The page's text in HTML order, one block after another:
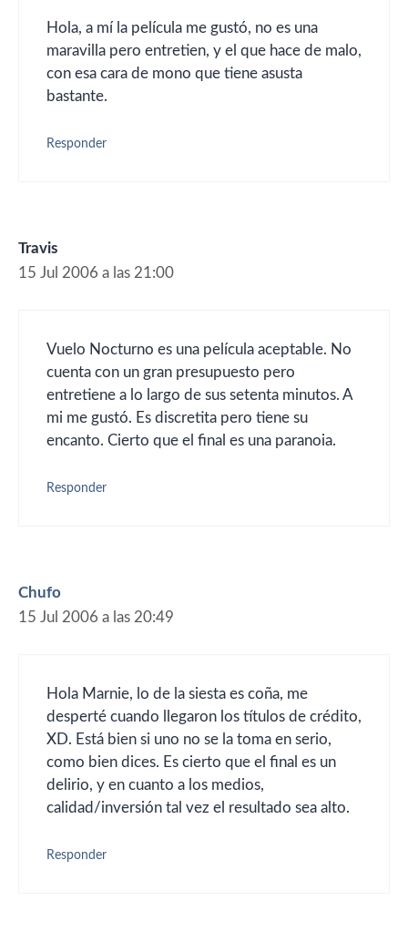
Hola, a mí la película me gustó, no es una
maravilla pero entretien, y el que hace de malo,
con esa cara de mono que tiene asusta
bastante.
Responder
Travis
15 Jul 2006 a las 21:00
Vuelo Nocturno es una película aceptable. No
cuenta con un gran presupuesto pero
entretiene a lo largo de sus setenta minutos. A
mi me gustó. Es discretita pero tiene su
encanto. Cierto que el final es una paranoia.
Responder
Chufo
15 Jul 2006 a las 20:49
Hola Marnie, lo de la siesta es coña, me
desperté cuando llegaron los títulos de crédito,
XD. Está bien si uno no se la toma en serio,
como bien dices. Es cierto que el final es un
delirio, y en cuanto a los medios,
calidad/inversión tal vez el resultado sea alto.
Responder